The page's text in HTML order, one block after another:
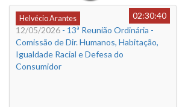
Helvécio Arantes
02:30:40
12/05/2026 - 13ª Reunião Ordinária -
Comissão de Dir. Humanos, Habitação,
Igualdade Racial e Defesa do
Consumidor